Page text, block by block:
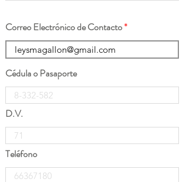
Correo Electrónico de Contacto
Cédula o Pasaporte
D.V.
Teléfono